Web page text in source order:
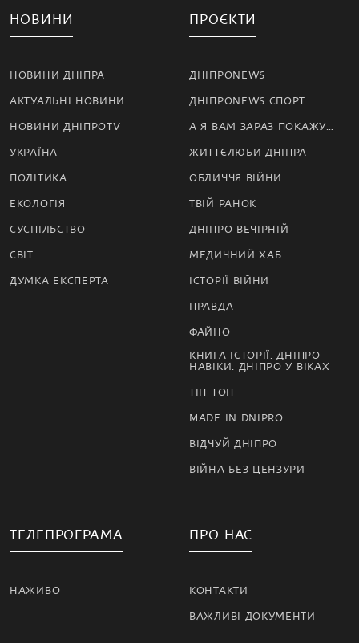
НОВИНИ
НОВИНИ ДНІПРА
АКТУАЛЬНІ НОВИНИ
НОВИНИ ДНІПРОTV
УКРАЇНА
ПОЛІТИКА
ЕКОЛОГІЯ
СУСПІЛЬСТВО
СВІТ
ДУМКА ЕКСПЕРТА
ПРОЄКТИ
ДНІПРОNEWS
ДНІПРОNEWS СПОРТ
А Я ВАМ ЗАРАЗ ПОКАЖУ…
ЖИТТЄЛЮБИ ДНІПРА
ОБЛИЧЧЯ ВІЙНИ
ТВІЙ РАНОК
ДНІПРО ВЕЧІРНІЙ
МЕДИЧНИЙ ХАБ
ІСТОРІЇ ВІЙНИ
ПРАВДА
ФАЙНО
КНИГА ІСТОРІЇ. ДНІПРО
НАВІКИ. ДНІПРО У ВІКАХ
ТІП-ТОП
MADE IN DNIPRO
ВІДЧУЙ ДНІПРО
ВІЙНА БЕЗ ЦЕНЗУРИ
ТЕЛЕПРОГРАМА
НАЖИВО
ПРО НАС
КОНТАКТИ
ВАЖЛИВІ ДОКУМЕНТИ